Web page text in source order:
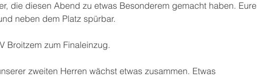
die diesen Abend zu etwas Besonderem gemacht haben. Eure
neben dem Platz spürbar.
Broitzem zum Finaleinzug.
zweiten Herren wächst etwas zusammen. Etwas